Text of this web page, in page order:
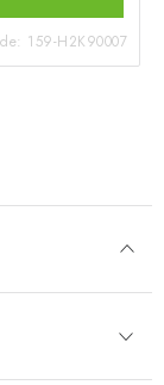
159-H2K90007